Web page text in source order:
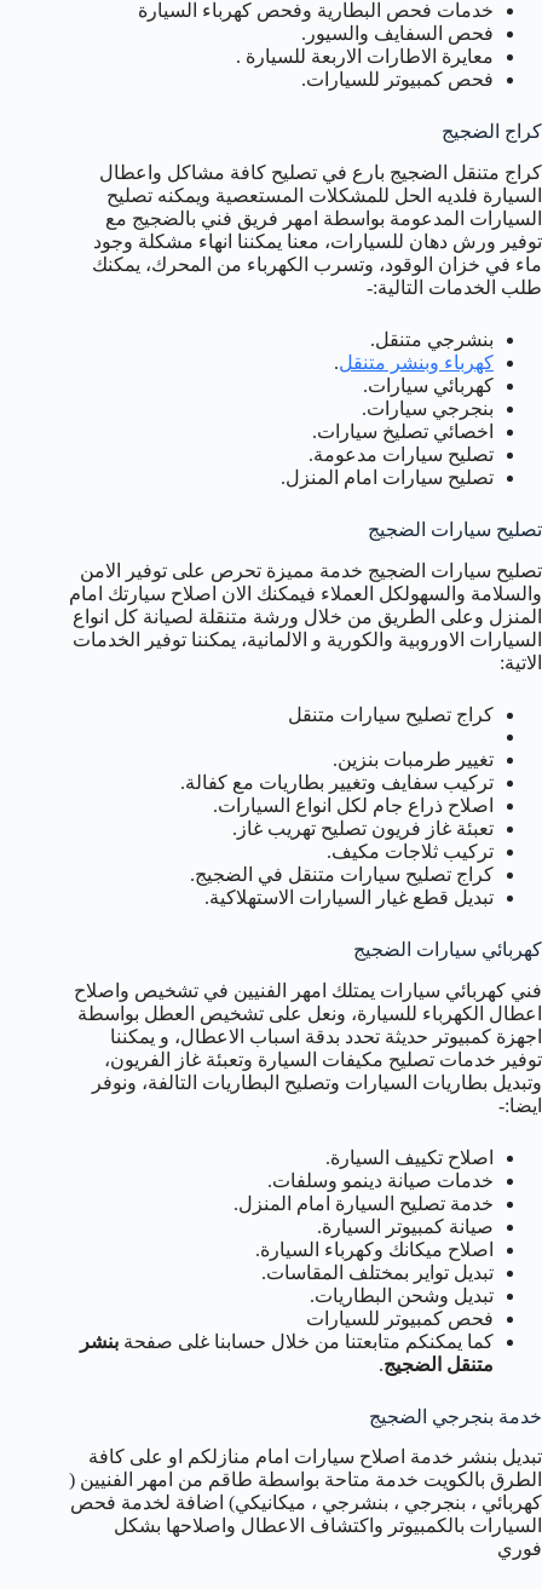
خدمات فحص البطارية وفحص كهرباء السيارة
فحص السفايف والسيور.
معايرة الاطارات الاربعة للسيارة .
فحص كمبيوتر للسيارات.
كراج الضجيج
كراج متنقل الضجيج بارع في تصليح كافة مشاكل واعطال
السيارة فلديه الحل للمشكلات المستعصية ويمكنه تصليح
السيارات المدعومة بواسطة امهر فريق فني بالضجيج مع
توفير ورش دهان للسيارات، معنا يمكننا انهاء مشكلة وجود
ماء في خزان الوقود، وتسرب الكهرباء من المحرك، يمكنك
طلب الخدمات التالية:-
بنشرجي متنقل.
كهرباء وبنشر متنقل.
كهربائي سيارات.
بنجرجي سيارات.
اخصائي تصليخ سيارات.
تصليح سيارات مدعومة.
تصليح سيارات امام المنزل.
تصليح سيارات الضجيج
تصليح سيارات الضجيج خدمة مميزة تحرص على توفير الامن
والسلامة والسهولكل العملاء فيمكنك الان اصلاح سيارتك امام
المنزل وعلى الطريق من خلال ورشة متنقلة لصيانة كل انواع
السيارات الاوروبية والكورية و الالمانية، يمكننا توفير الخدمات
الاتية:
كراج تصليح سيارات متنقل
تغيير طرمبات بنزين.
تركيب سفايف وتغيير بطاريات مع كفالة.
اصلاح ذراع جام لكل انواع السيارات.
تعبئة غاز فريون تصليح تهريب غاز.
تركيب ثلاجات مكيف.
كراج تصليح سيارات متنقل في الضجيج.
تبديل قطع غيار السيارات الاستهلاكية.
كهربائي سيارات الضجيج
فني كهربائي سيارات يمتلك امهر الفنيين في تشخيص واصلاح
اعطال الكهرباء للسيارة، ونعل على تشخيص العطل بواسطة
اجهزة كمبيوتر حديثة تحدد بدقة اسباب الاعطال، و يمكننا
توفير خدمات تصليح مكيفات السيارة وتعبئة غاز الفريون،
وتبديل بطاريات السيارات وتصليح البطاريات التالفة، ونوفر
ايضا:-
اصلاح تكييف السيارة.
خدمات صيانة دينمو وسلفات.
خدمة تصليح السيارة امام المنزل.
صيانة كمبيوتر السيارة.
اصلاح ميكانك وكهرباء السيارة.
تبديل تواير بمختلف المقاسات.
تبديل وشحن البطاريات.
فحص كمبيوتر للسيارات
كما يمكنكم متابعتنا من خلال حسابنا غلى صفحة بنشر
متنقل الضجيج.
خدمة بنجرجي الضجيج
تبديل بنشر خدمة اصلاح سيارات امام منازلكم او على كافة
الطرق بالكويت خدمة متاحة بواسطة طاقم من امهر الفنيين (
كهربائي ، بنجرجي ، بنشرجي ، ميكانيكي) اضافة لخدمة فحص
السيارات بالكمبيوتر واكتشاف الاعطال واصلاحها بشكل
فوري